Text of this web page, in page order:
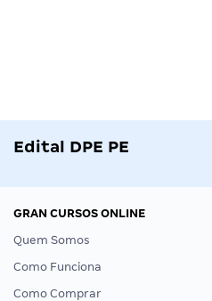
Edital DPE PE
GRAN CURSOS ONLINE
Quem Somos
Como Funciona
Como Comprar